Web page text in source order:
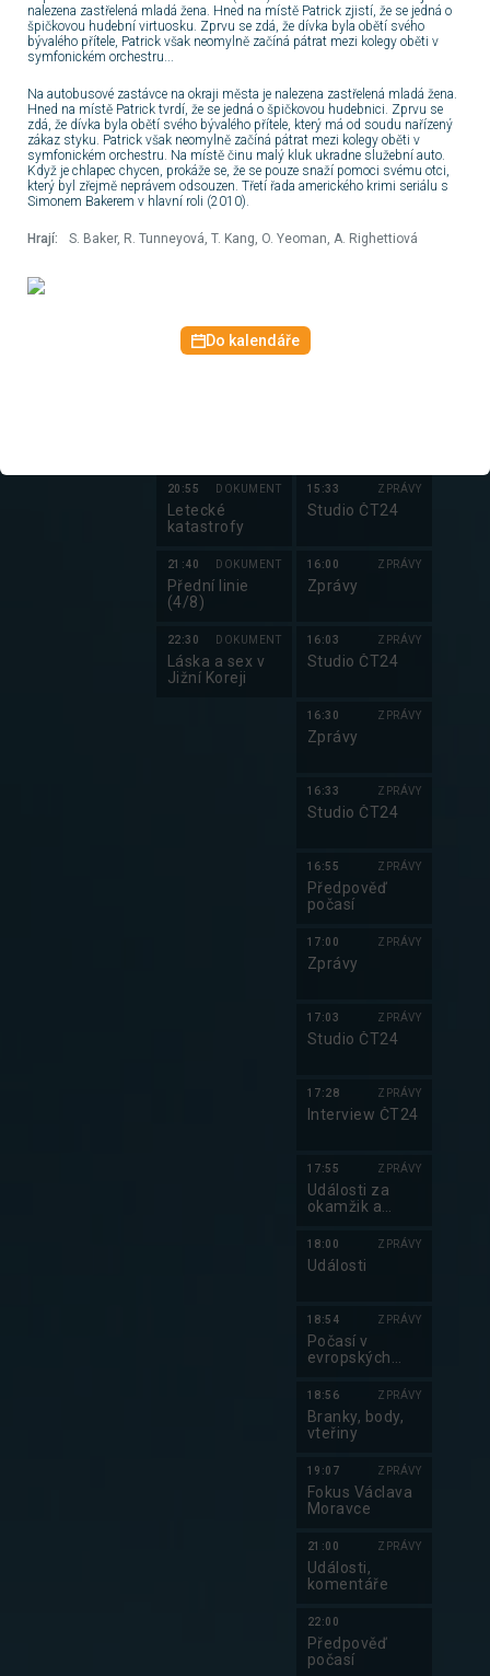
Renoirová II
20:00 SERIÁL
Inspektorka
Renoirová II
20:55 SERIÁL
Pět mrtvých
psů (3/3)
21:54
Výsledky
Šťastných 10 a
Slečna
Holmesová
střední Itálii
(5/10)
18:00 ZÁBAVA
Cyklotoulky
18:15 ZPRÁVY
Křesťanský
magazín
18:40 DOKUMENT
Postřehy
jazyce
19:00 DOKUMENT
Starověké
20:55 DOKUMENT
Letecké
katastrofy
21:40 DOKUMENT
Přední linie
(4/8)
22:30 DOKUMENT
Láska a sex v
Jižní Koreji
14:00 ZPRÁVY
14:03 ZPRÁVY
Studio ČT24
14:30 ZPRÁVY
Zprávy v 16
15:33 ZPRÁVY
Studio ČT24
16:00 ZPRÁVY
Zprávy
16:03 ZPRÁVY
Studio ČT24
16:30 ZPRÁVY
Zprávy
16:33 ZPRÁVY
Studio ČT24
16:55 ZPRÁVY
Předpověď
počasí
17:00 ZPRÁVY
Zprávy
17:03 ZPRÁVY
Studio ČT24
17:28 ZPRÁVY
Interview ČT24
17:55 ZPRÁVY
Události za
okamžik a
18:00 ZPRÁVY
Události
18:54 ZPRÁVY
Počasí v
evropských
18:56 ZPRÁVY
Branky, body,
vteřiny
19:07 ZPRÁVY
Fokus Václava
Moravce
21:00 ZPRÁVY
Události,
komentáře
22:00
Předpověď
počasí
nalezena zastřelená mladá žena. Hned na místě Patrick zjistí, že se jedná o
špičkovou hudební virtuosku. Zprvu se zdá, že dívka byla obětí svého
bývalého přítele, Patrick však neomylně začíná pátrat mezi kolegy oběti v
symfonickém orchestru...
Na autobusové zastávce na okraji města je nalezena zastřelená mladá žena.
Hned na místě Patrick tvrdí, že se jedná o špičkovou hudebnici. Zprvu se
zdá, že dívka byla obětí svého bývalého přítele, který má od soudu nařízený
zákaz styku. Patrick však neomylně začíná pátrat mezi kolegy oběti v
symfonickém orchestru. Na místě činu malý kluk ukradne služební auto.
Když je chlapec chycen, prokáže se, že se pouze snaží pomoci svému otci,
který byl zřejmě neprávem odsouzen. Třetí řada amerického krimi seriálu s
Simonem Bakerem v hlavní roli (2010).
Hrají: S. Baker, R. Tunneyová, T. Kang, O. Yeoman, A. Righettiová
Do kalendáře